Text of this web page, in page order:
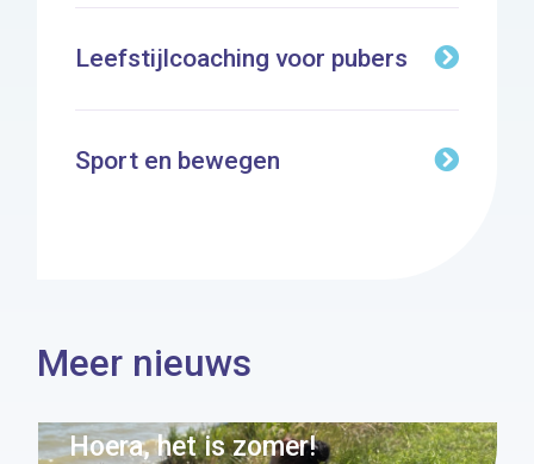
Leefstijlcoaching voor pubers
Sport en bewegen
Meer nieuws
Hoera, het is zomer!